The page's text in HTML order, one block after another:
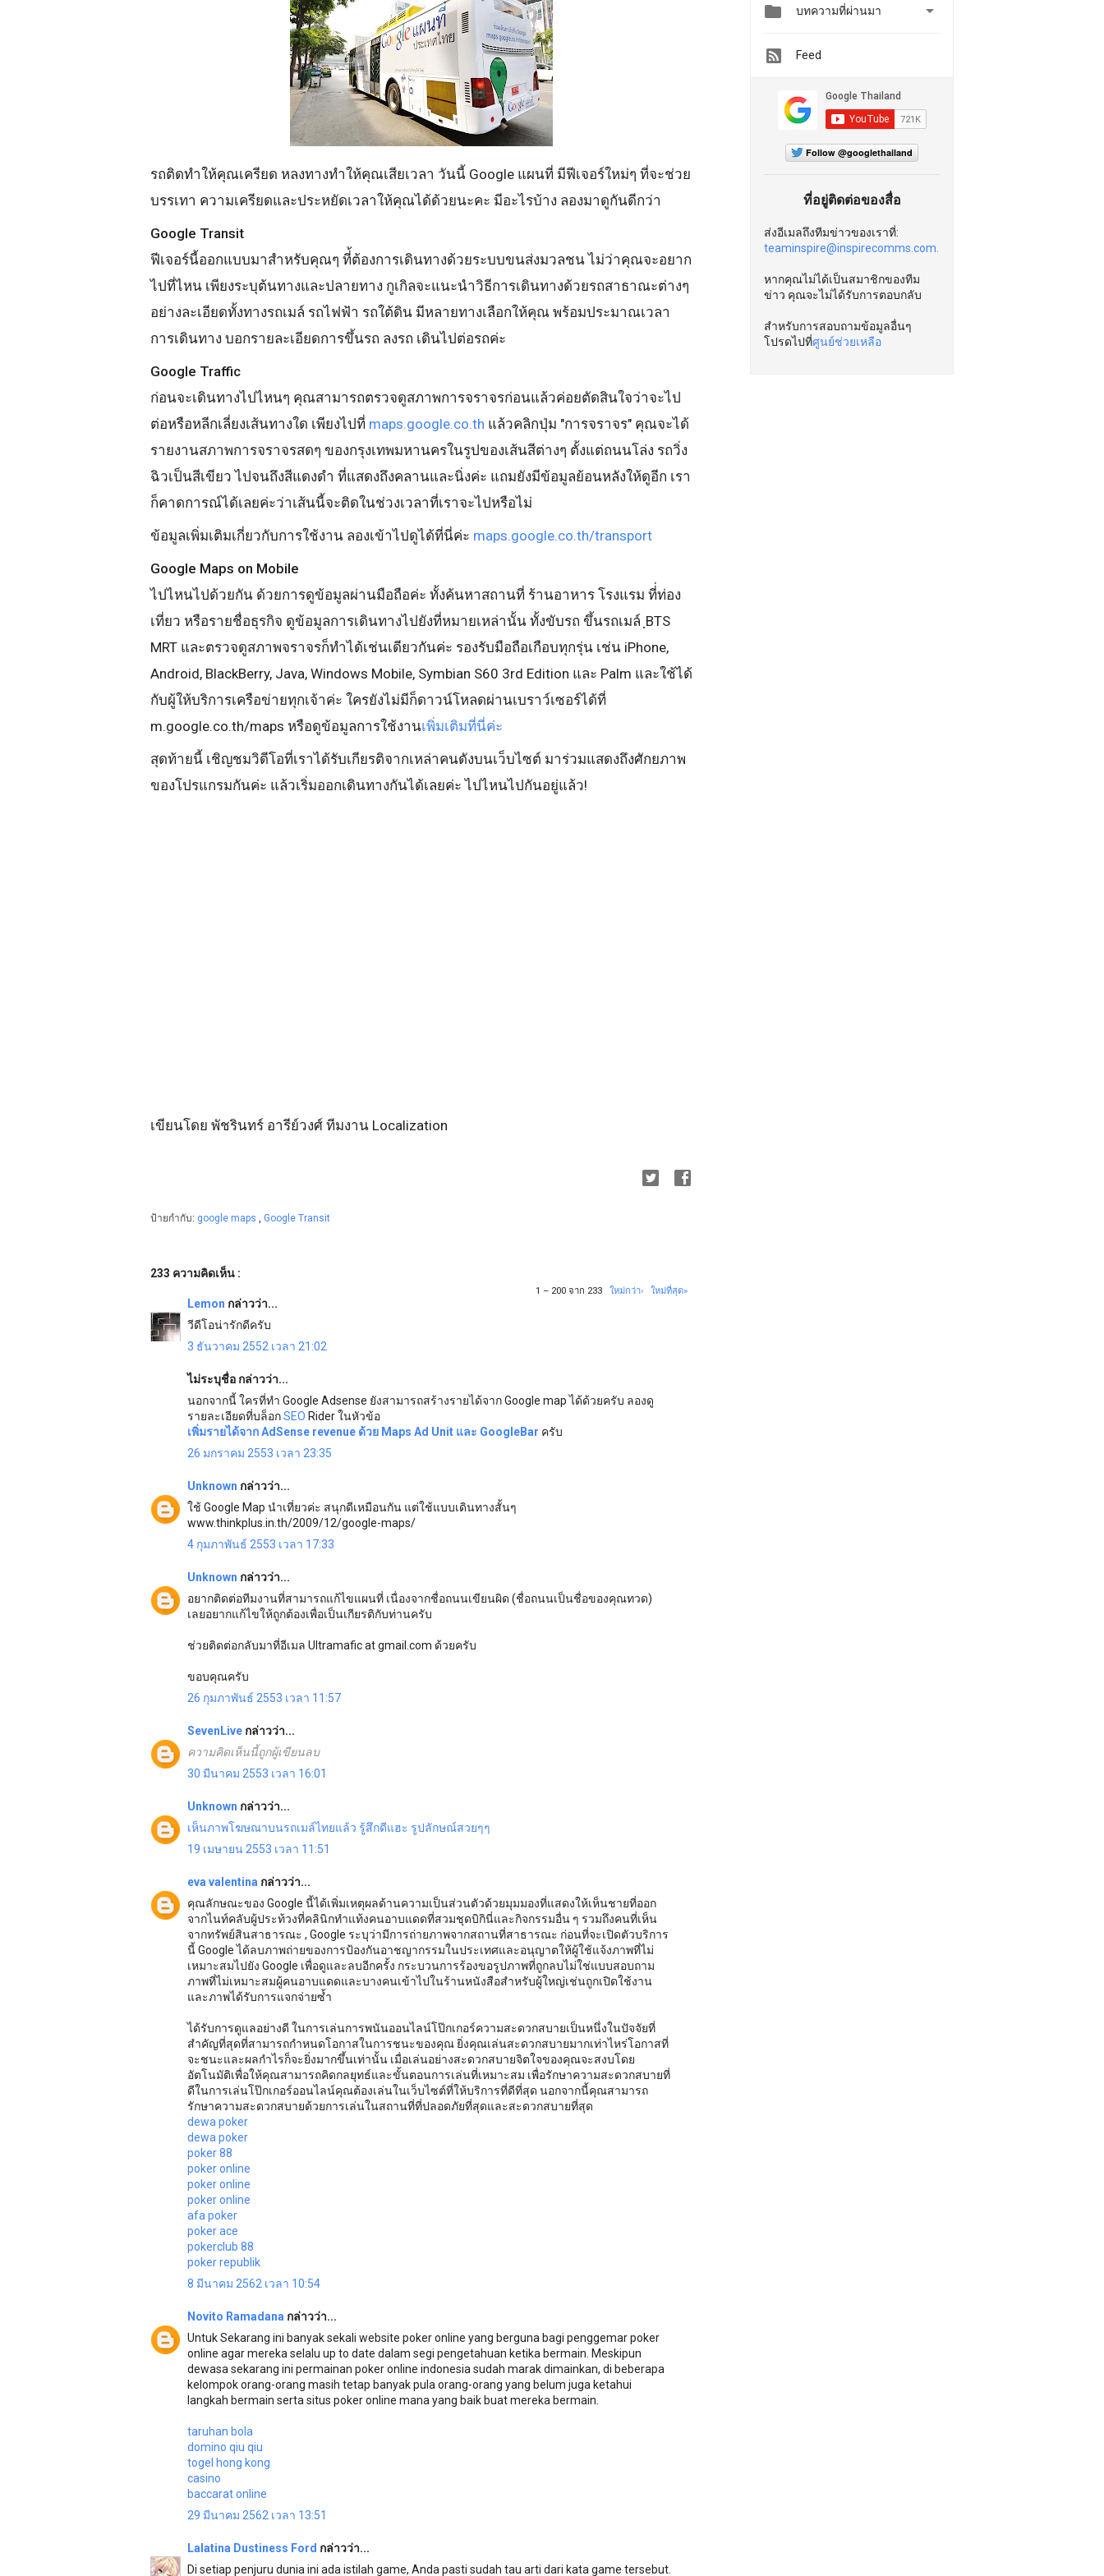
รถติดทำให้คุณเครียด หลงทางทำให้คุณเสียเวลา วันนี้ Google แผนที่ มีฟีเจอร์ใหม่ๆ ที่จะช่วย
บรรเทา ความเครียดและประหยัดเวลาให้คุณได้ด้วยนะคะ มีอะไรบ้าง ลองมาดูกันดีกว่า
Google Transit
ฟีเจอร์นี้ออกแบบมาสำหรับคุณๆ ที่้ต้องการเดินทางด้วยระบบขนส่งมวลชน ไม่ว่าคุณจะอยาก
ไปที่ไหน เพียงระบุต้นทางและปลายทาง กูเกิลจะแนะนำวิธีการเดินทางด้วยรถสาธาณะต่างๆ
อย่างละเอียดทั้งทางรถเมล์ รถไฟฟ้า รถใต้ดิน มีหลายทางเลือกให้คุณ พร้อมประมาณเวลา
การเดินทาง บอกรายละเอียดการขึ้นรถ ลงรถ เดินไปต่อรถค่ะ
Google Traffic
ก่อนจะเดินทางไปไหนๆ คุณสามารถตรวจดูสภาพการจราจรก่อนแล้วค่อยตัดสินใจว่าจะไป
ต่อหรือหลีกเลี่ยงเส้นทางใด เพียงไปที่ maps.google.co.th แล้วคลิกปุ่ม "การจราจร" คุณจะได้
รายงานสภาพการจราจรสดๆ ของกรุงเทพมหานครในรูปของเส้นสีต่างๆ ตั้งแต่ถนนโล่ง รถวิ่ง
ฉิวเป็นสีเขียว ไปจนถึงสีแดงดำ ที่แสดงถึงคลานและนิ่งค่ะ แถมยังมีข้อมูลย้อนหลังให้ดูอีก เรา
ก็คาดการณ์ได้เลยค่ะว่าเส้นนี้จะติดในช่วงเวลาที่เราจะไปหรือไม่
ข้อมูลเพิ่มเติมเกี่ยวกับการใช้งาน ลองเข้าไปดูได้ที่นี่ค่ะ maps.google.co.th/transport
Google Maps on Mobile
ไปไหนไปด้วยกัน ด้วยการดูข้อมูลผ่านมือถือค่ะ ทั้งค้นหาสถานที่ ร้านอาหาร โรงแรม ที่่ท่อง
เที่ยว หรือรายชื่อธุรกิจ ดูข้อมูลการเดินทางไปยังที่หมายเหล่านั้น ทั้งขับรถ ขึ้นรถเมล์ ฺBTS
MRT และตรวจดูสภาพจราจรก็ทำได้เช่นเดียวกันค่ะ รองรับมือถือเกือบทุกรุ่น เช่น iPhone,
Android, BlackBerry, Java, Windows Mobile, Symbian S60 3rd Edition และ Palm และใช้ได้
กับผู้ให้บริการเครือข่ายทุกเจ้าค่ะ ใครยังไม่มีก็ดาวน์โหลดผ่านเบราว์เซอร์ได้ที่
m.google.co.th/maps หรือดูข้อมูลการใช้งานเพิ่มเติมที่นี่ค่ะ
สุดท้ายนี้ เชิญชมวิดีโอที่เราได้รับเกียรติจากเหล่าคนดังบนเว็บไซต์ มาร่วมแสดงถึงศักยภาพ
ของโปรแกรมกันค่ะ แล้วเริ่มออกเดินทางกันได้เลยค่ะ ไปไหนไปกันอยู่แล้ว!
เขียนโดย พัชรินทร์ อารีย์วงศ์ ทีมงาน Localization
ป้ายกำกับ: google maps , Google Transit
233 ความคิดเห็น :
1 – 200 จาก 233 ใหม่กว่า› ใหม่ที่สุด»
Lemon กล่าวว่า...
วีดีโอน่ารักดีครับ
3 ธันวาคม 2552 เวลา 21:02
ไม่ระบุชื่อ กล่าวว่า...
นอกจากนี้ ใครที่ทำ Google Adsense ยังสามารถสร้างรายได้จาก Google map ได้ด้วยครับ ลองดู
รายละเอียดที่บล็อกSEO Rider ในหัวข้อ
เพิ่มรายได้จาก AdSense revenue ด้วย Maps Ad Unit และ GoogleBar ครับ
26 มกราคม 2553 เวลา 23:35
Unknown กล่าวว่า...
ใช้ Google Map นำเที่ยวค่ะ สนุกดีเหมือนกัน แต่ใช้แบบเดินทางสั้นๆ
www.thinkplus.in.th/2009/12/google-maps/
4 กุมภาพันธ์ 2553 เวลา 17:33
Unknown กล่าวว่า...
อยากติดต่อทีมงานที่สามารถแก้ไขแผนที่ เนื่องจากชื่อถนนเขียนผิด (ชื่อถนนเป็นชื่อของคุณทวด)
เลยอยากแก้ไขให้ถูกต้องเพื่อเป็นเกียรติกับท่านครับ
ช่วยติดต่อกลับมาที่อีเมล Ultramafic at gmail.com ด้วยครับ
ขอบคุณครับ
26 กุมภาพันธ์ 2553 เวลา 11:57
SevenLive กล่าวว่า...
ความคิดเห็นนี้ถูกผู้เขียนลบ
30 มีนาคม 2553 เวลา 16:01
Unknown กล่าวว่า...
เห็นภาพโฆษณาบนรถเมล์ไทยแล้ว รู้สึกดีแฮะ รูปลักษณ์สวยๆๆ
19 เมษายน 2553 เวลา 11:51
eva valentina กล่าวว่า...
คุณลักษณะของ Google นี้ได้เพิ่มเหตุผลด้านความเป็นส่วนตัวด้วยมุมมองที่แสดงให้เห็นชายที่ออก
จากไนท์คลับผู้ประท้วงที่คลินิกทำแท้งคนอาบแดดที่สวมชุดบิกินี่และกิจกรรมอื่น ๆ รวมถึงคนที่เห็น
จากทรัพย์สินสาธารณะ , Google ระบุว่ามีการถ่ายภาพจากสถานที่สาธารณะ ก่อนที่จะเปิดตัวบริการ
นี้ Google ได้ลบภาพถ่ายของการป้องกันอาชญากรรมในประเทศและอนุญาตให้ผู้ใช้แจ้งภาพที่ไม่
เหมาะสมไปยัง Google เพื่อดูและลบอีกครั้ง กระบวนการร้องขอรูปภาพที่ถูกลบไม่ใช่แบบสอบถาม
ภาพที่ไม่เหมาะสมผู้คนอาบแดดและบางคนเข้าไปในร้านหนังสือสำหรับผู้ใหญ่เช่นถูกเปิดใช้งาน
และภาพได้รับการแจกจ่ายซ้ำ
ได้รับการดูแลอย่างดี ในการเล่นการพนันออนไลน์โป๊กเกอร์ความสะดวกสบายเป็นหนึ่งในปัจจัยที่
สำคัญที่สุดที่สามารถกำหนดโอกาสในการชนะของคุณ ยิ่งคุณเล่นสะดวกสบายมากเท่าไหร่โอกาสที่
จะชนะและผลกำไรก็จะยิ่งมากขึ้นเท่านั้น เมื่อเล่นอย่างสะดวกสบายจิตใจของคุณจะสงบโดย
อัตโนมัติเพื่อให้คุณสามารถคิดกลยุทธ์และขั้นตอนการเล่นที่เหมาะสม เพื่อรักษาความสะดวกสบายที่
ดีในการเล่นโป๊กเกอร์ออนไลน์คุณต้องเล่นในเว็บไซต์ที่ให้บริการที่ดีที่สุด นอกจากนี้คุณสามารถ
รักษาความสะดวกสบายด้วยการเล่นในสถานที่ที่ปลอดภัยที่สุดและสะดวกสบายที่สุด
dewa poker
dewa poker
poker 88
poker online
poker online
poker online
afa poker
poker ace
pokerclub 88
poker republik
8 มีนาคม 2562 เวลา 10:54
Novito Ramadana กล่าวว่า...
Untuk Sekarang ini banyak sekali website poker online yang berguna bagi penggemar poker
online agar mereka selalu up to date dalam segi pengetahuan ketika bermain. Meskipun
dewasa sekarang ini permainan poker online indonesia sudah marak dimainkan, di beberapa
kelompok orang-orang masih tetap banyak pula orang-orang yang belum juga ketahui
langkah bermain serta situs poker online mana yang baik buat mereka bermain.
taruhan bola
domino qiu qiu
togel hong kong
casino
baccarat online
29 มีนาคม 2562 เวลา 13:51
Lalatina Dustiness Ford กล่าวว่า...
Di setiap penjuru dunia ini ada istilah game, Anda pasti sudah tau arti dari kata game tersebut.
 บทความที่ผ่านมา 
Feed
Follow @googlethailand
ที่อยู่ติดต่อของสื่อ
ส่งอีเมลถึงทีมข่าวของเราที่:
teaminspire@inspirecomms.com.
หากคุณไม่ได้เป็นสมาชิกของทีม
ข่าว คุณจะไม่ได้รับการตอบกลับ
สำหรับการสอบถามข้อมูลอื่นๆ
โปรดไปที่ศูนย์ช่วยเหลือ